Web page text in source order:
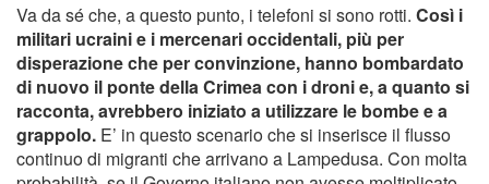
Va da sé che, a questo punto, i telefoni si sono rotti. Così i
militari ucraini e i mercenari occidentali, più per
disperazione che per convinzione, hanno bombardato
di nuovo il ponte della Crimea con i droni e, a quanto si
racconta, avrebbero iniziato a utilizzare le bombe e a
grappolo. E’ in questo scenario che si inserisce il flusso
continuo di migranti che arrivano a Lampedusa. Con molta